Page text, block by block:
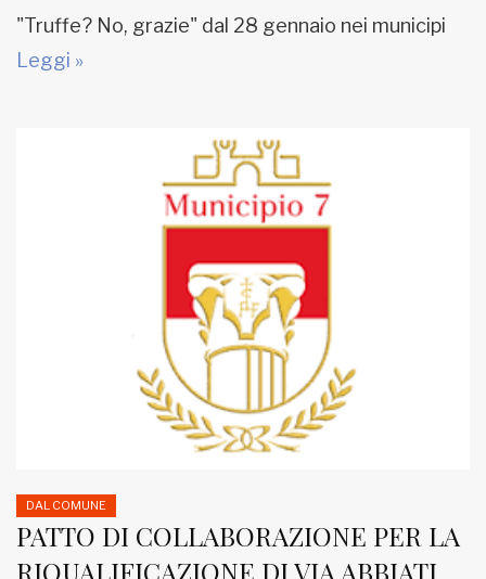
"Truffe? No, grazie" dal 28 gennaio nei municipi
Leggi »
DAL COMUNE
PATTO DI COLLABORAZIONE PER LA
RIQUALIFICAZIONE DI VIA ABBIATI